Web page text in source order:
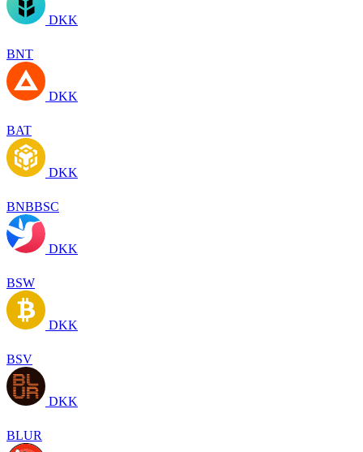
DKK
BNT
DKK
BAT
DKK
BNBBSC
DKK
BSW
DKK
BSV
DKK
BLUR